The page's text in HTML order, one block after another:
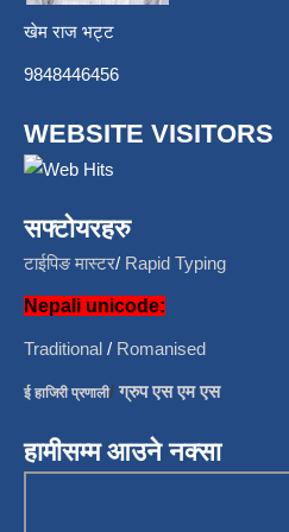
खेम राज भट्ट
9848446456
WEBSITE VISITORS
सफ्टोयरहरु
टाईपिङ मास्टर/ Rapid Typing
Nepali unicode:
Traditional / Romanised
ई हाजिरी प्रणाली/ग्रुप एस एम एस
हामीसम्म आउने नक्सा